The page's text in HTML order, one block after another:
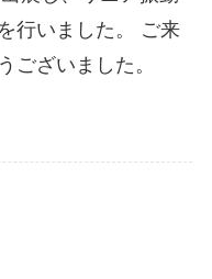
行いました。 ご来
ございました。